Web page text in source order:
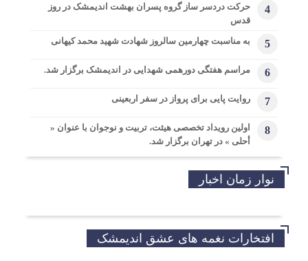
4
حرکت دردسر ساز گروه پسران بهشت اندیمشک در روز
قدس
5 به مناسبت چهارمین سالروز شهادت شهید محمد کیهانی
6 مراسم هفتگی دورهمی شهدایی در اندیمشک برگزار شد.
7 روایت پایی برای پرواز در سفر اربعینی
8
اولین رویداد تخصصی هیئت، تربیت و نوجوان با عنوان «
أحلی » در تهران برگزار شد.
نوار زمان اخبار
افتخارات نغمه های عشق اندیمشک